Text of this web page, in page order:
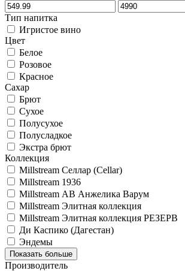
Тип напитка
Игристое вино
Цвет
Белое
Розовое
Красное
Сахар
Брют
Сухое
Полусухое
Полусладкое
Экстра брют
Коллекция
Millstream Селлар (Cellar)
Millstream 1936
Millstream АВ Анжелика Варум
Millstream Элитная коллекция
Millstream Элитная коллекция РЕЗЕРВ
Ди Каспико (Дагестан)
Эндемы
Показать больше
Производитель